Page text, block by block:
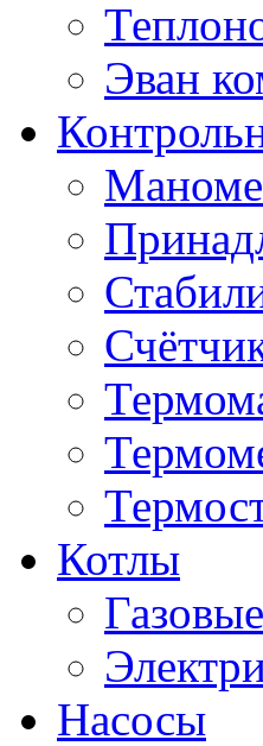
Эван
Котлы
Насосы